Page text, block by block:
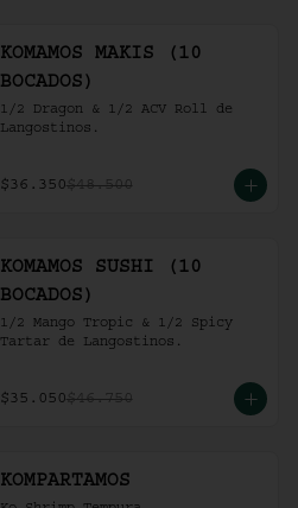
KOMAMOS MAKIS (10
BOCADOS)
1/2 Dragon & 1/2 ACV Roll de
Langostinos.
$36.350$48.500
KOMAMOS SUSHI (10
BOCADOS)
1/2 Mango Tropic & 1/2 Spicy
Tartar de Langostinos.
$35.050$46.750
KOMPARTAMOS